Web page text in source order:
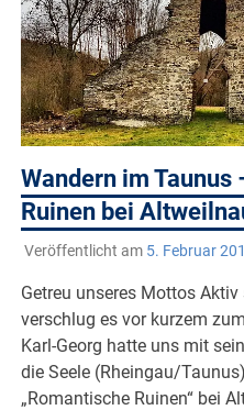
Wandern im Taunus
Ruinen bei
Veröffentlicht am 5. Februar
Getreu unseres Mottos
verschlug es vor kurzem
Karl-Georg hatte uns mit
die Seele (Rheingau/
„Romantische Ruinen“ bei